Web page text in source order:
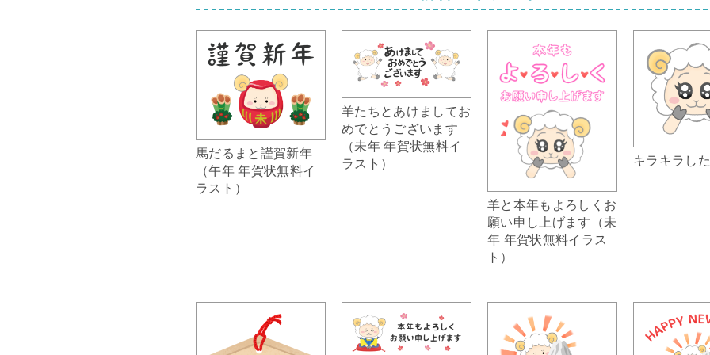
馬だるまと謹賀新年
（午年 年賀状無料イ
ラスト）
羊たちとあけましてお
めでとうございます
（未年 年賀状無料イ
ラスト）
羊と本年もよろしくお
願い申し上げます（未
年 年賀状無料イラス
ト）
キラキラし